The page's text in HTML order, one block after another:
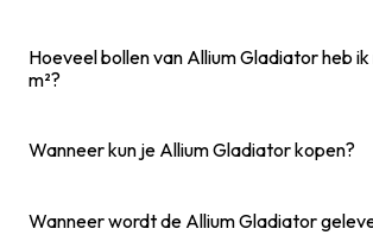
Hoeveel bollen van Allium Gladiator heb
m²?
Wanneer kun je Allium Gladiator kopen?
Wanneer wordt de Allium Gladiator